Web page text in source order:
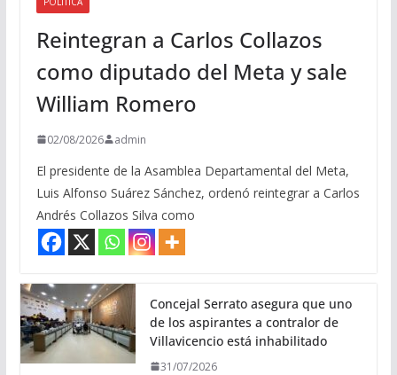
Reintegran a Carlos Collazos
como diputado del Meta y sale
William Romero
02/08/2026 admin
El presidente de la Asamblea Departamental del Meta,
Luis Alfonso Suárez Sánchez, ordenó reintegrar a Carlos
Andrés Collazos Silva como
Concejal Serrato asegura que uno
de los aspirantes a contralor de
Villavicencio está inhabilitado
31/07/2026